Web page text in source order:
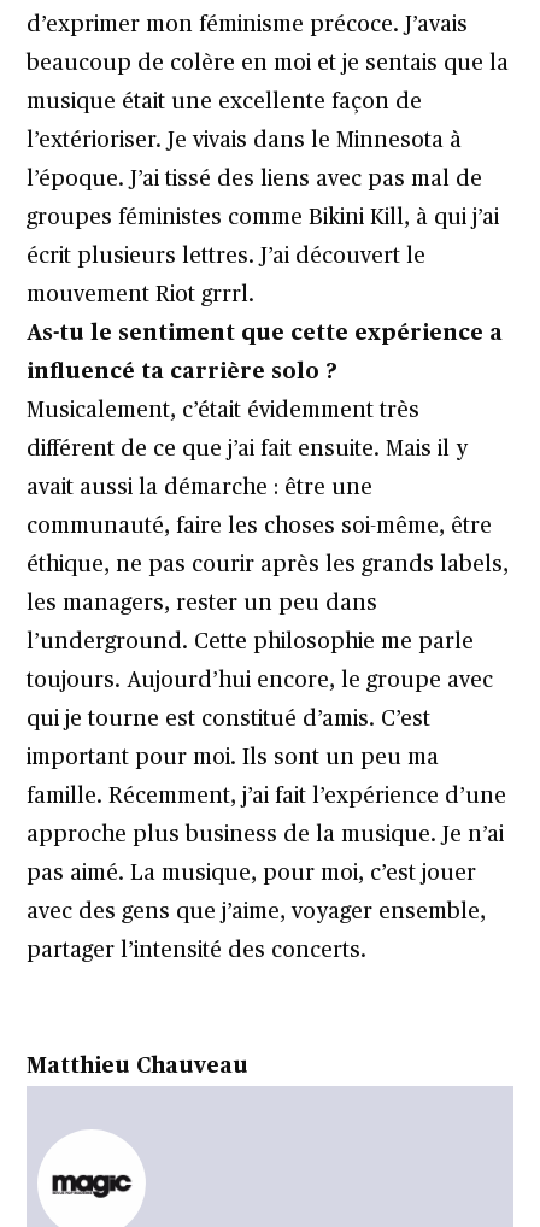
d’exprimer mon féminisme précoce. J’avais
beaucoup de colère en moi et je sentais que la
musique était une excellente façon de
l’extérioriser. Je vivais dans le Minnesota à
l’époque. J’ai tissé des liens avec pas mal de
groupes féministes comme Bikini Kill, à qui j’ai
écrit plusieurs lettres. J’ai découvert le
mouvement Riot grrrl.
As-tu le sentiment que cette expérience a
influencé ta carrière solo ?
Musicalement, c’était évidemment très
différent de ce que j’ai fait ensuite. Mais il y
avait aussi la démarche : être une
communauté, faire les choses soi-même, être
éthique, ne pas courir après les grands labels,
les managers, rester un peu dans
l’underground. Cette philosophie me parle
toujours. Aujourd’hui encore, le groupe avec
qui je tourne est constitué d’amis. C’est
important pour moi. Ils sont un peu ma
famille. Récemment, j’ai fait l’expérience d’une
approche plus business de la musique. Je n’ai
pas aimé. La musique, pour moi, c’est jouer
avec des gens que j’aime, voyager ensemble,
partager l’intensité des concerts.
Matthieu Chauveau